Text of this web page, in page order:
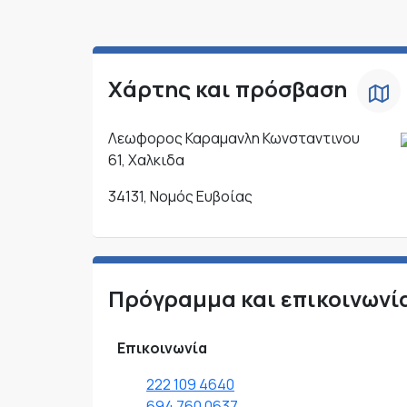
Χάρτης και πρόσβαση
Λεωφορος Καραμανλη Κωνσταντινου
61, Χαλκιδα
34131, Νομός Ευβοίας
Πρόγραμμα και
Επικοινωνία
222 109 4640